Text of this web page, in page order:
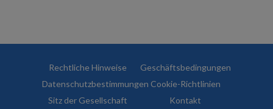
Rechtliche Hinweise
Geschäftsbedingungen
Datenschutzbestimmungen Cookie-Richtlinien
Sitz der Gesellschaft
Kontakt